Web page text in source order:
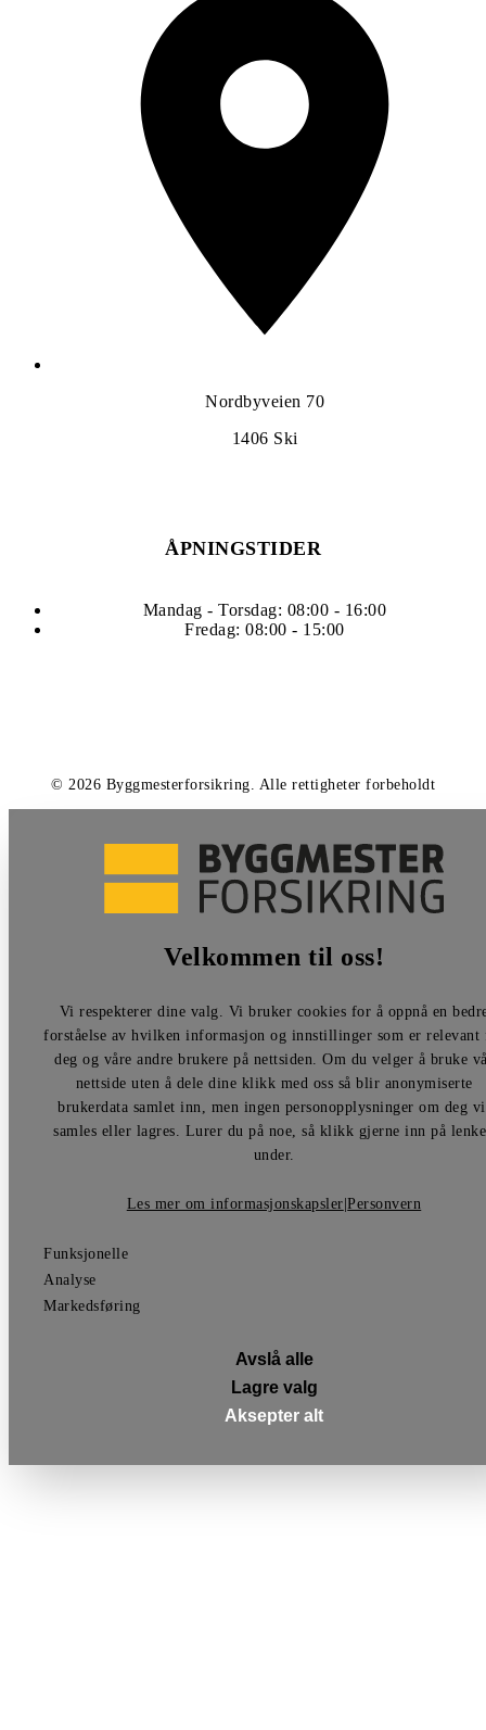
Nordbyveien 70
1406 Ski
ÅPNINGSTIDER
Mandag - Torsdag: 08:00 - 16:00
Fredag: 08:00 - 15:00
© 2026 Byggmesterforsikring. Alle rettigheter forbeholdt
Velkommen til oss!
Vi respekterer dine valg. Vi bruker cookies for å oppnå en
forståelse av hvilken informasjon og innstillinger som er relevant
deg og våre andre brukere på nettsiden. Om du velger å bruke
nettside uten å dele dine klikk med oss så blir anonymiserte
brukerdata samlet inn, men ingen personopplysninger om deg
samles eller lagres. Lurer du på noe, så klikk gjerne inn på
under.
Les mer om informasjonskapsler |Personvern
Funksjonelle
Analyse
Markedsføring
Avslå alle
Lagre valg
Aksepter alt